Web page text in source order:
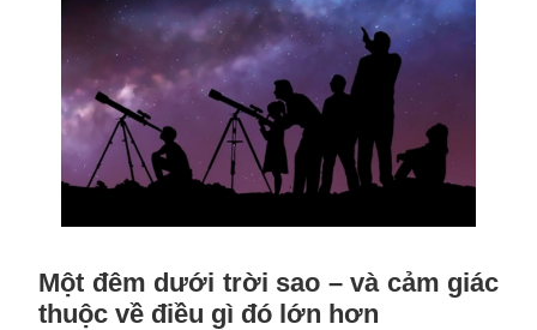
Một đêm dưới trời sao – và cảm giác
thuộc về điều gì đó lớn hơn